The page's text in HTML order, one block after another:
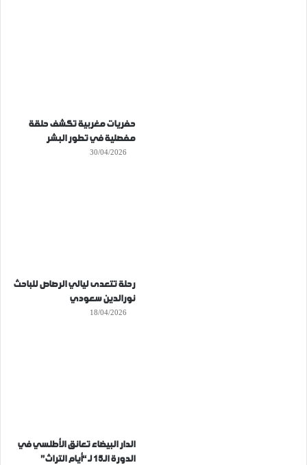
حفريات مغربية تكشف حلقة
مفصلية في تطور البشر
30/04/2026
رحلة تتعدى ليالي الرصاص للباحث
نورالدين سعودي
18/04/2026
الدار البيضاء تعانق الأطلسي في
الدورة الـ15 لـ “أيام التراث”